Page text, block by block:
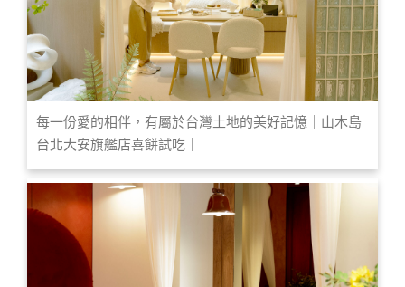
每一份愛的相伴，有屬於台灣土地的美好記憶｜山木島
台北大安旗艦店喜餅試吃｜